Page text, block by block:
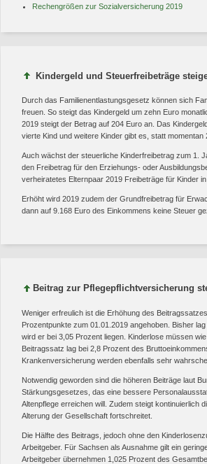
Rechengrößen zur Sozialversicherung 2019
Kindergeld und Steuerfreibeträge
Durch das Familienentlastungsgesetz können sich
freuen. So steigt das Kindergeld um zehn Euro
2019 steigt der Betrag auf 204 Euro an. Das
vierte Kind und weitere Kinder gibt es, statt
Auch wächst der steuerliche Kinderfreibetrag zum 1.
den Freibetrag für den Erziehungs- oder
verheiratetes Elternpaar 2019 Freibeträge für Kinder
Erhöht wird 2019 zudem der Grundfreibetrag für
dann auf 9.168 Euro des Einkommens keine Steuer
Beitrag zur Pflegepflichtversicherung
Weniger erfreulich ist die Erhöhung des
Prozentpunkte zum 01.01.2019 angehoben. Bisher
wird er bei 3,05 Prozent liegen. Kinderlose müssen
Beitragssatz lag bei 2,8 Prozent des
Krankenversicherung werden ebenfalls sehr
Notwendig geworden sind die höheren Beiträge laut
Stärkungsgesetzes, das eine bessere
Altenpflege erreichen will. Zudem steigt kontinuierlich
Alterung der Gesellschaft fortschreitet.
Die Hälfte des Beitrags, jedoch ohne den
Arbeitgeber. Für Sachsen als Ausnahme gilt ein
Arbeitgeber übernehmen 1,025 Prozent des